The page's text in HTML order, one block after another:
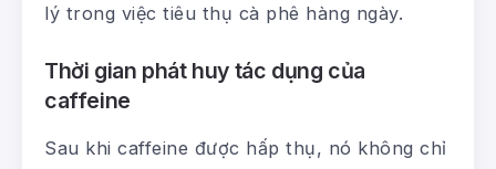
lý trong việc tiêu thụ cà phê hàng ngày.
Thời gian phát huy tác dụng của
caffeine
Sau khi caffeine được hấp thụ, nó không chỉ